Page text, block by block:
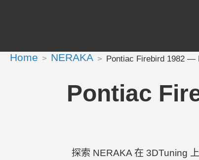
Home NERAKA Pontiac Firebird 1982 —
Pontiac
探索 NERAKA 在 3DTuning